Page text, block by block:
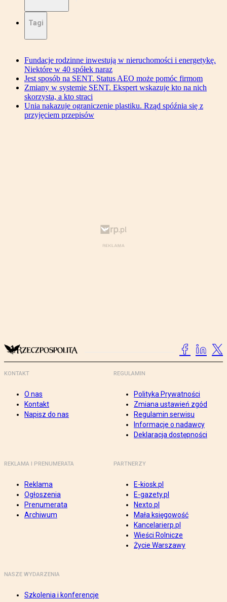
Tagi
Fundacje rodzinne inwestują w nieruchomości i energetykę.
Niektóre w 40 spółek naraz
Jest sposób na SENT. Status AEO może pomóc firmom
Zmiany w systemie SENT. Ekspert wskazuje kto na nich
skorzysta, a kto straci
Unia nakazuje ograniczenie plastiku. Rząd spóźnia się z
przyjęciem przepisów
KONTAKT
O nas
Kontakt
Napisz do nas
REGULAMIN
Polityka Prywatności
Zmiana ustawień zgód
Regulamin serwisu
Informacje o nadawcy
Deklaracja dostępności
REKLAMA I PRENUMERATA
Reklama
Ogłoszenia
Prenumerata
Archiwum
PARTNERZY
E-kiosk.pl
E-gazety.pl
Nexto.pl
Mała księgowość
Kancelarierp.pl
Wieści Rolnicze
Życie Warszawy
NASZE WYDARZENIA
Szkolenia i konferencje